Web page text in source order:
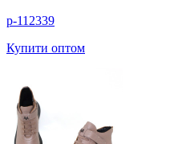
p-112339
Купити оптом